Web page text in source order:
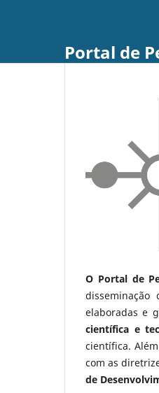
Portal de
O Portal de
elaboradas e
científica e
científica.
com as
de